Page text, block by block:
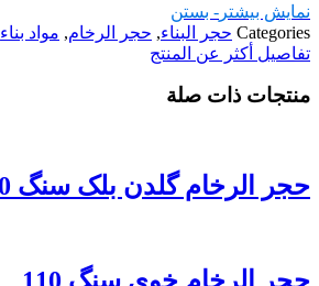
نمایش بیشتر - بستن
Categories حجر البناء, حجر الرخام, مواد بناء
تفاصيل أكثر عن المنتج
منتجات ذات صلة
حجر الرخام گلدن بلک سنگ 110
حجر الرخام خوی سنگ 110